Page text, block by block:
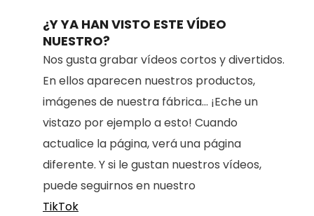
¿Y YA HAN VISTO ESTE VÍDEO
NUESTRO?
Nos gusta grabar vídeos cortos y divertidos.
En ellos aparecen nuestros productos,
imágenes de nuestra fábrica... ¡Eche un
vistazo por ejemplo a esto! Cuando
actualice la página, verá una página
diferente. Y si le gustan nuestros vídeos,
puede seguirnos en nuestro
TikTok